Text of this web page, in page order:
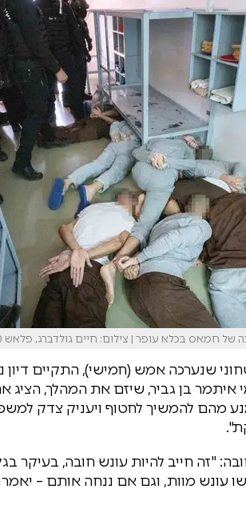
חמאס בכלא עופר | צילום: חיים גולדברג, פלאש 90
שנערכה אמש (חמישי), התקיים
איתמר בן גביר, שיזם את המהלך, הציג
מהם להמשיך לחטוף ויעניק צדק
"זה חייב להיות עונש חובה, בעיקר
עונש מוות, וגם אם ננחה אותם –